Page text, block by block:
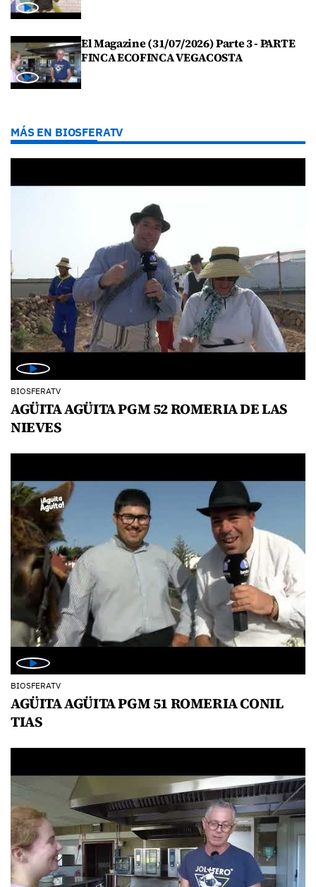
El Magazine (31/07/2026) Parte 3 - PARTE
FINCA ECOFINCA VEGACOSTA
MÁS EN BIOSFERATV
BIOSFERATV
AGÜITA AGÜITA PGM 52 ROMERIA DE LAS
NIEVES
BIOSFERATV
AGÜITA AGÜITA PGM 51 ROMERIA CONIL
TIAS